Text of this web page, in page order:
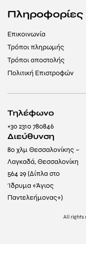
Πληροφορίες
Επικοινωνία
Τρόποι πληρωμής
Τρόποι αποστολής
Πολιτική Επιστροφών
All rights
Τηλέφωνο
+30 2310 780846
Διεύθυνση
8ο χλμ Θεσσαλονίκης –
Λαγκαδά, Θεσσαλονίκη
564 29 (Δίπλα στο
Ίδρυμα «Άγιος
Παντελεήμονας»)